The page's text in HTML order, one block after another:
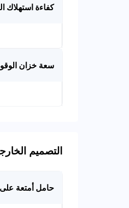
كفاءة استهلاك
سعة خزان
التصميم
حامل أمتعة